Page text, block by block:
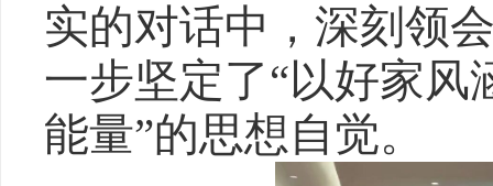
实的对话中，深刻领
一步坚定了“以好家
能量”的思想自觉。